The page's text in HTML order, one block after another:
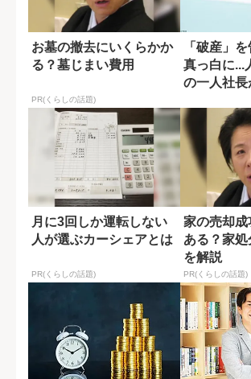
お墓の撤去にいくらかか
る？墓じまい費用
PR(くらしの話題)
「破産」
真っ白に...
の一人社
月に3回しか運転しない
人が選ぶカーシェアとは
PR(くらしの話題)
家の売却
ある？家
を解説
PR(くらしの話題)